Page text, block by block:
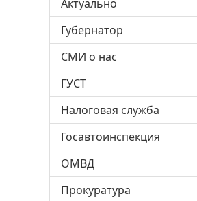
Актуально
Губернатор
СМИ о нас
ГУСТ
Налоговая служба
Госавтоинспекция
ОМВД
Прокуратура